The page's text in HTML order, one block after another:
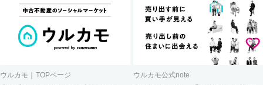
ウルカモ｜TOPページ ウルカモ公式note